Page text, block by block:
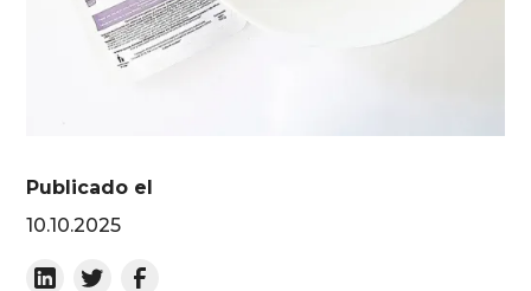
Publicado el
10.10.2025